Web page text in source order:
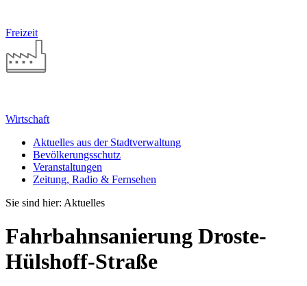
Freizeit
Wirtschaft
Aktuelles aus der Stadtverwaltung
Bevölkerungsschutz
Veranstaltungen
Zeitung, Radio & Fernsehen
Sie sind hier: Aktuelles
Fahrbahnsanierung Droste-
Hülshoff-Straße